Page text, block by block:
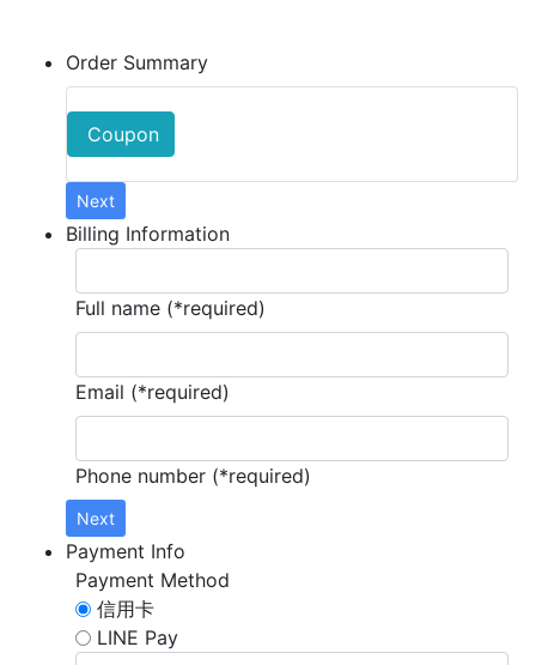
Order Summary
Coupon
Next
Billing Information
Full name (*required)
Email (*required)
Phone number (*required)
Next
Payment Info
Payment Method
信用卡
LINE Pay